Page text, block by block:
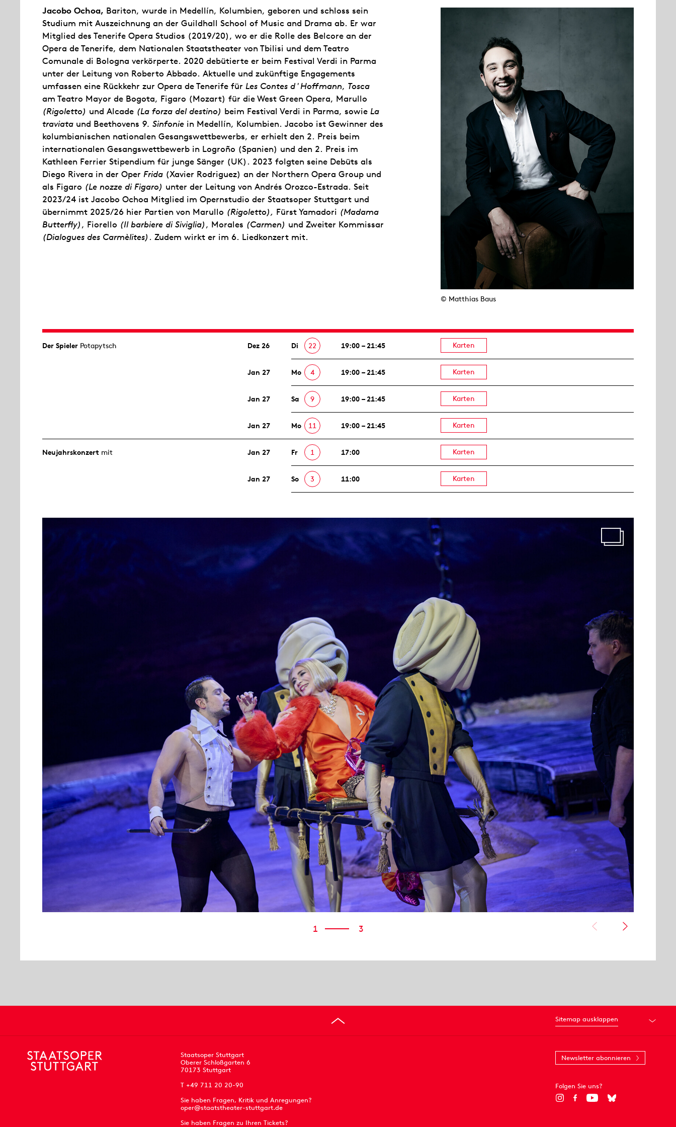
Jacobo Ochoa, Bariton, wurde in Medellín, Kolumbien, geboren und schloss sein
Studium mit Auszeichnung an der Guildhall School of Music and Drama ab. Er war
Mitglied des Tenerife Opera Studios (2019/20), wo er die Rolle des Belcore an der
Opera de Tenerife, dem Nationalen Staatstheater von Tbilisi und dem Teatro
Comunale di Bologna verkörperte. 2020 debütierte er beim Festival Verdi in Parma
unter der Leitung von Roberto Abbado. Aktuelle und zukünftige Engagements
umfassen eine Rückkehr zur Opera de Tenerife für Les Contes d'Hoffmann, Tosca
am Teatro Mayor de Bogota, Figaro (Mozart) für die West Green Opera, Marullo
(Rigoletto) und Alcade (La forza del destino) beim Festival Verdi in Parma, sowie La
traviata und Beethovens 9. Sinfonie in Medellín, Kolumbien. Jacobo ist Gewinner des
kolumbianischen nationalen Gesangswettbewerbs, er erhielt den 2. Preis beim
internationalen Gesangswettbewerb in Logroño (Spanien) und den 2. Preis im
Kathleen Ferrier Stipendium für junge Sänger (UK). 2023 folgten seine Debüts als
Diego Rivera in der Oper Frida (Xavier Rodriguez) an der Northern Opera Group und
als Figaro (Le nozze di Figaro) unter der Leitung von Andrés Orozco-Estrada. Seit
2023/24 ist Jacobo Ochoa Mitglied im Opernstudio der Staatsoper Stuttgart und
übernimmt 2025/26 hier Partien von Marullo (Rigoletto), Fürst Yamadori (Madama
Butterfly), Fiorello (Il barbiere di Siviglia), Morales (Carmen) und Zweiter Kommissar
(Dialogues des Carmèlites) . Zudem wirkt er im 6. Liedkonzert mit.
© Matthias Baus
Der Spieler Potapytsch Dez 26 Di 22 19:00 – 21:45 Karten
Jan 27 Mo 4 19:00 – 21:45 Karten
Jan 27 Sa 9 19:00 – 21:45 Karten
Jan 27 Mo 11 19:00 – 21:45 Karten
Neujahrs­konzert mit Jan 27 Fr 1 17:00 Karten
Jan 27 So 3 11:00 Karten
1 3
Sitemap ausklappen
Staatsoper Stuttgart
Oberer Schloßgarten 6
70173 Stuttgart
T +49 711 20 20-90
Sie haben Fragen, Kritik und Anregungen?
oper@staatstheater-stuttgart.de
Sie haben Fragen zu Ihren Tickets?
Newsletter abonnieren
Folgen Sie uns?